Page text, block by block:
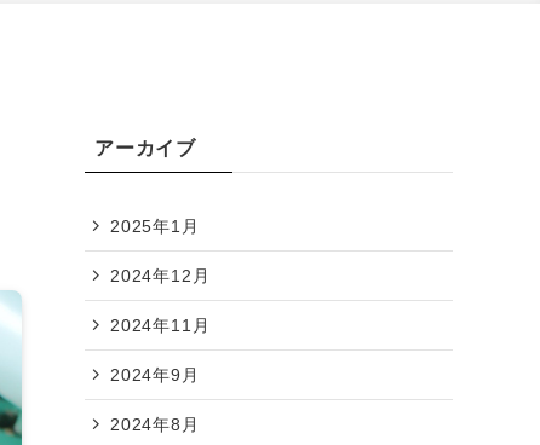
アーカイブ
2025年1月
2024年12月
2024年11月
2024年9月
2024年8月